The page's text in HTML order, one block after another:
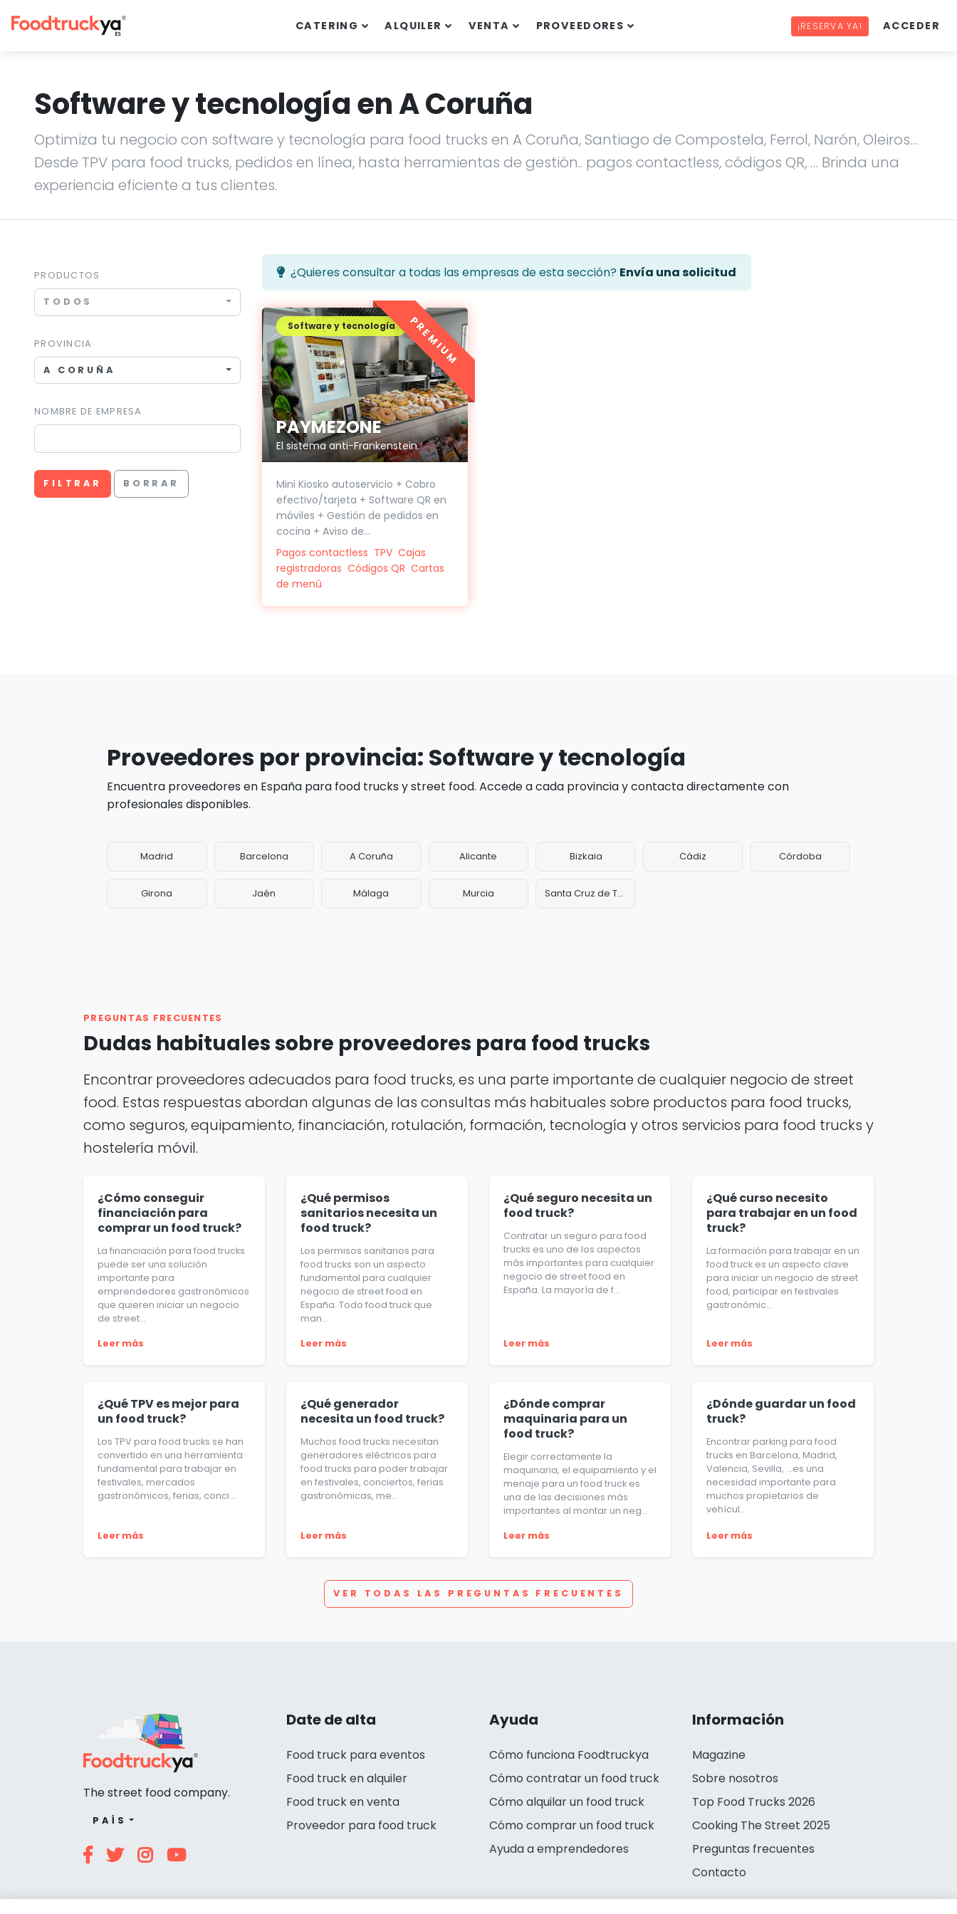
CATERING ALQUILER VENTA PROVEEDORES ¡RESERVA YA! ACCEDER
Software y tecnología en A Coruña
Optimiza tu negocio con software y tecnología para food trucks en A Coruña, Santiago de Compostela, Ferrol, Narón, Oleiros…
Desde TPV para food trucks, pedidos en línea, hasta herramientas de gestión.. pagos contactless, códigos QR, … Brinda una
experiencia eficiente a tus clientes.
PRODUCTOS
TODOS
PROVINCIA
A CORUÑA
NOMBRE DE EMPRESA
FILTRAR BORRAR
¿Quieres consultar a todas las empresas de esta sección? Envía una solicitud
PAYMEZONE
El sistema anti-Frankenstein.
Software y tecnología
Mini Kiosko autoservicio + Cobro
efectivo/tarjeta + Software QR en
móviles + Gestión de pedidos en
cocina + Aviso de...
Pagos contactless TPV Cajas
registradoras Códigos QR Cartas
de menú
PREMIUM
Proveedores por provincia: Software y tecnología
Encuentra proveedores en España para food trucks y street food. Accede a cada provincia y contacta directamente con
profesionales disponibles.
Madrid Barcelona A Coruña Alicante Bizkaia Cádiz Córdoba
Girona Jaén Málaga Murcia Santa Cruz de Tenerife
PREGUNTAS FRECUENTES
Dudas habituales sobre proveedores para food trucks
Encontrar proveedores adecuados para food trucks, es una parte importante de cualquier negocio de street
food. Estas respuestas abordan algunas de las consultas más habituales sobre productos para food trucks,
como seguros, equipamiento, financiación, rotulación, formación, tecnología y otros servicios para food trucks y
hostelería móvil.
¿Cómo conseguir
financiación para
comprar un food truck?
La financiación para food trucks
puede ser una solución
importante para
emprendedores gastronómicos
que quieren iniciar un negocio
de street...
Leer más
¿Qué permisos
sanitarios necesita un
food truck?
Los permisos sanitarios para
food trucks son un aspecto
fundamental para cualquier
negocio de street food en
España. Todo food truck que
man...
Leer más
¿Qué seguro necesita un
food truck?
Contratar un seguro para food
trucks es uno de los aspectos
más importantes para cualquier
negocio de street food en
España. La mayoría de f...
Leer más
¿Qué curso necesito
para trabajar en un food
truck?
La formación para trabajar en un
food truck es un aspecto clave
para iniciar un negocio de street
food, participar en festivales
gastronómic...
Leer más
¿Qué TPV es mejor para
un food truck?
Los TPV para food trucks se han
convertido en una herramienta
fundamental para trabajar en
festivales, mercados
gastronómicos, ferias, conci...
Leer más
¿Qué generador
necesita un food truck?
Muchos food trucks necesitan
generadores eléctricos para
food trucks para poder trabajar
en festivales, conciertos, ferias
gastronómicas, me...
Leer más
¿Dónde comprar
maquinaria para un
food truck?
Elegir correctamente la
maquinaria, el equipamiento y el
menaje para un food truck es
una de las decisiones más
importantes al montar un neg...
Leer más
¿Dónde guardar un food
truck?
Encontrar parking para food
trucks en Barcelona, Madrid,
Valencia, Sevilla, …es una
necesidad importante para
muchos propietarios de
vehícul...
Leer más
VER TODAS LAS PREGUNTAS FRECUENTES
Date de alta
Food truck para eventos
Food truck en alquiler
Food truck en venta
Proveedor para food truck
Ayuda
Cómo funciona Foodtruckya
Cómo contratar un food truck
Cómo alquilar un food truck
Cómo comprar un food truck
Ayuda a emprendedores
Información
Magazine
Sobre nosotros
Top Food Trucks 2026
Cooking The Street 2025
Preguntas frecuentes
Contacto
The street food company.
PAÍS